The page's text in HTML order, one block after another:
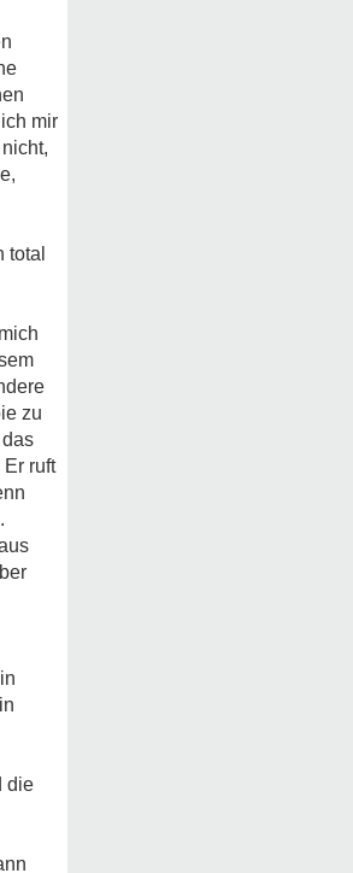
mir
total
zu
ruft
die